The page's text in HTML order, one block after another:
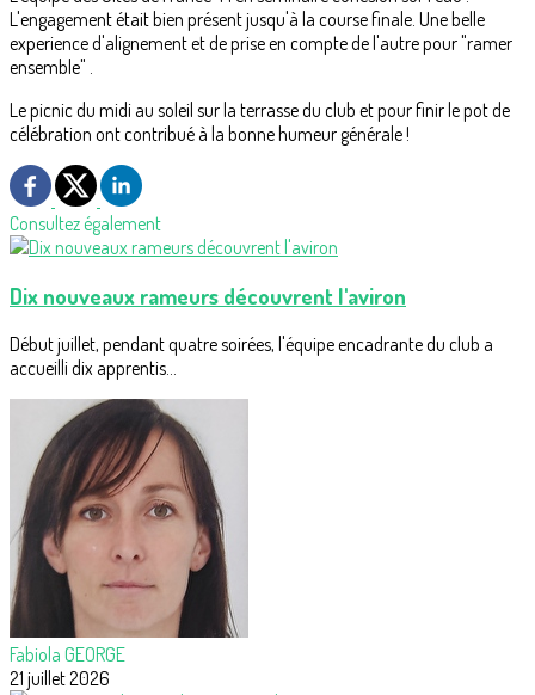
L'engagement était bien présent jusqu'à la course finale. Une belle
experience d'alignement et de prise en compte de l'autre pour "ramer
ensemble" .
Le picnic du midi au soleil sur la terrasse du club et pour finir le pot de
célébration ont contribué à la bonne humeur générale !
Consultez également
Dix nouveaux rameurs découvrent l'aviron
Début juillet, pendant quatre soirées, l'équipe encadrante du club a
accueilli dix apprentis...
Fabiola GEORGE
21 juillet 2026